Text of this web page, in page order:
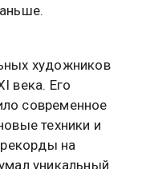
художников
века. Его
современное
техники и
рекорды на
уникальный